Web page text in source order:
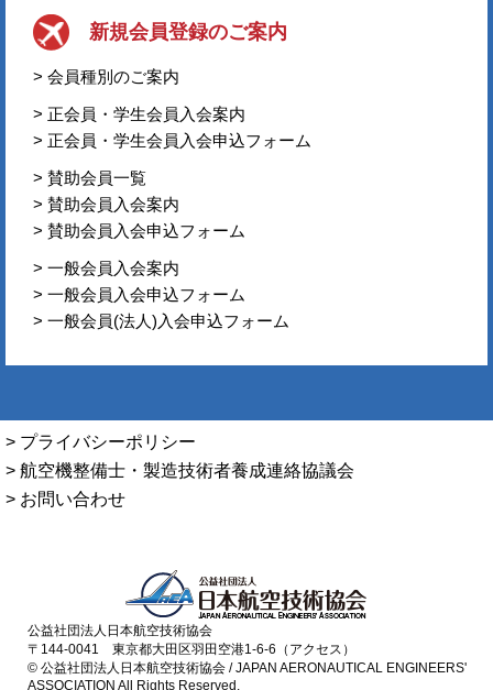
新規会員登録のご案内
> 会員種別のご案内
> 正会員・学生会員入会案内
> 正会員・学生会員入会申込フォーム
> 賛助会員一覧
> 賛助会員入会案内
> 賛助会員入会申込フォーム
> 一般会員入会案内
> 一般会員入会申込フォーム
> 一般会員(法人)入会申込フォーム
> プライバシーポリシー
> 航空機整備士・製造技術者養成連絡協議会
> お問い合わせ
公益社団法人日本航空技術協会
〒144-0041 東京都大田区羽田空港1-6-6（アクセス）
© 公益社団法人日本航空技術協会 / JAPAN AERONAUTICAL ENGINEERS'
ASSOCIATION All Rights Reserved.